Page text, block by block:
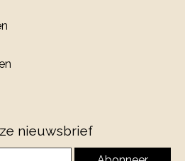
nieuwsbrief